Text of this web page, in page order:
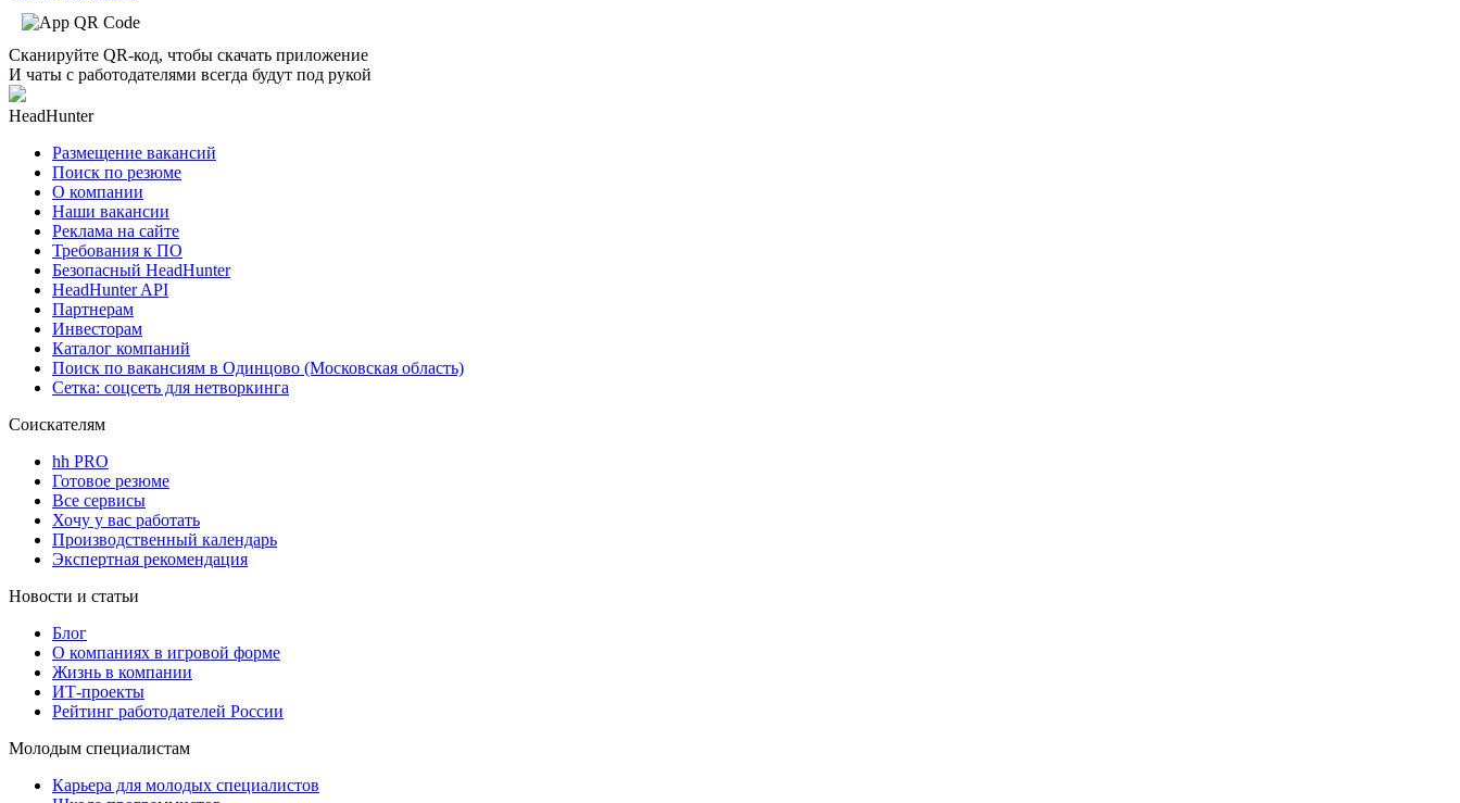
Сканируйте QR-код, чтобы скачать приложение
И чаты с работодателями всегда будут под рукой
HeadHunter
Размещение вакансий
Поиск по резюме
О компании
Наши вакансии
Реклама на сайте
Требования к ПО
Безопасный HeadHunter
HeadHunter API
Партнерам
Инвесторам
Каталог компаний
Поиск по вакансиям в Одинцово (Московская область)
Сетка: соцсеть для нетворкинга
Соискателям
hh PRO
Готовое резюме
Все сервисы
Хочу у вас работать
Производственный календарь
Экспертная рекомендация
Новости и статьи
Блог
О компаниях в игровой форме
Жизнь в компании
ИТ-проекты
Рейтинг работодателей России
Молодым специалистам
Карьера для молодых специалистов